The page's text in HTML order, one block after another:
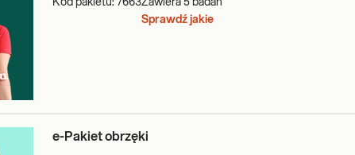
Kod pakietu: 7663Zawiera 5 badań
Sprawdź jakie
e-Pakiet obrzęki